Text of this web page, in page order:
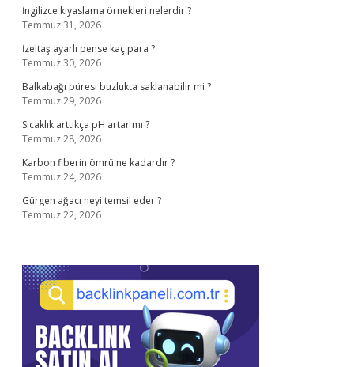
İngilizce kıyaslama örnekleri nelerdir ?
Temmuz 31, 2026
İzeltaş ayarlı pense kaç para ?
Temmuz 30, 2026
Balkabağı püresi buzlukta saklanabilir mi ?
Temmuz 29, 2026
Sıcaklık arttıkça pH artar mı ?
Temmuz 28, 2026
Karbon fiberin ömrü ne kadardır ?
Temmuz 24, 2026
Gürgen ağacı neyi temsil eder ?
Temmuz 22, 2026